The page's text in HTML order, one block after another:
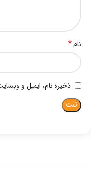
نام*
ذخیره نام، ایمیل و